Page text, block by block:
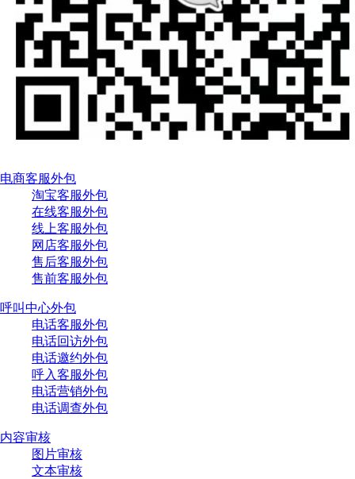
电商客服外包
淘宝客服外包
在线客服外包
线上客服外包
网店客服外包
售后客服外包
售前客服外包
呼叫中心外包
电话客服外包
电话回访外包
电话邀约外包
呼入客服外包
电话营销外包
电话调查外包
内容审核
图片审核
文本审核